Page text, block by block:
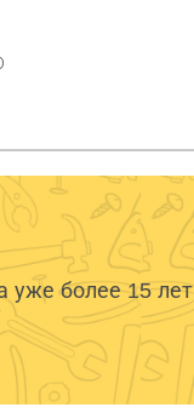
уже более 15 лет